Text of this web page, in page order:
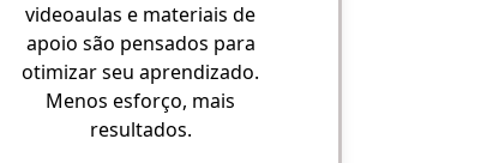
videoaulas e materiais de
apoio são pensados para
otimizar seu aprendizado.
Menos esforço, mais
resultados.